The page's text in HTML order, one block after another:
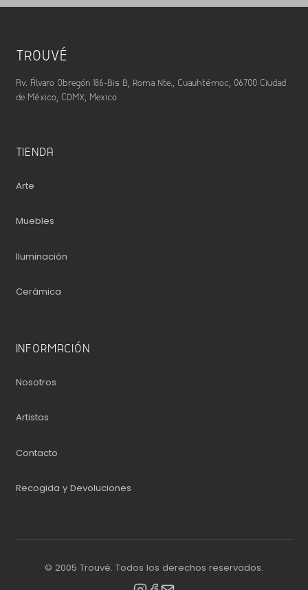
TROUVÉ
Av. Álvaro Obregón 186-Bis B, Roma Nte., Cuauhtémoc, 06700 Ciudad
de México, CDMX, Mexico
TIENDA
Arte
Muebles
Iluminación
Cerámica
INFORMACIÓN
Nosotros
Artistas
Contacto
Recogida y Devoluciones
© 2005 Trouvé. Todos los derechos reservados.